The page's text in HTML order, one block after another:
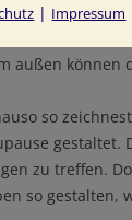
Zeiten ist es
außen können
so
gestaltet.
zu treffen.
so gestalten,
| Impressum